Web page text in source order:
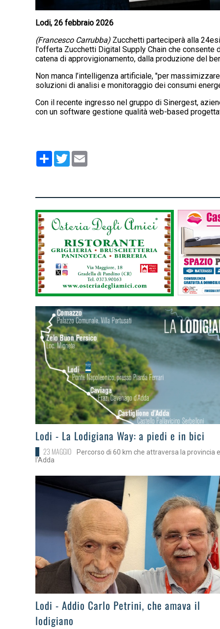
Lodi, 26 febbraio 2026
(Francesco Carrubba) Zucchetti parteciperà alla
l'offerta Zucchetti Digital Supply Chain che
catena di approvigionamento, dalla produzione del
Non manca l’intelligenza artificiale, "per
soluzioni di analisi e monitoraggio dei consumi
Con il recente ingresso nel gruppo di Sinergest,
con un software gestione qualità web-based
Condividi
Twitter
>Lodi - La Lodigiana Way: a piedi e in bici
23 MAGGIO
Percorso di 60 km che attraversa la provincia e
l'Adda
>Lodi - Addio Carlo Petrini, che amava il
lodigiano